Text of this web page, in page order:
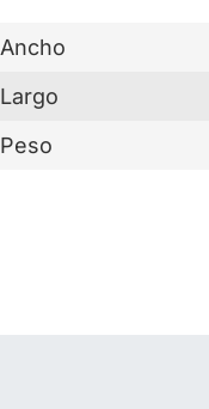
Ancho
Largo
Peso